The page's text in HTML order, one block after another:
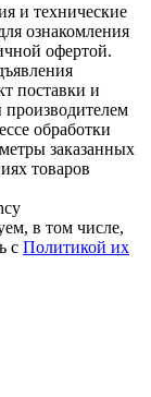
и технические
ознакомления
офертой.
поставки и
обработки
заказанных
товаров
в том числе,
с Политикой их